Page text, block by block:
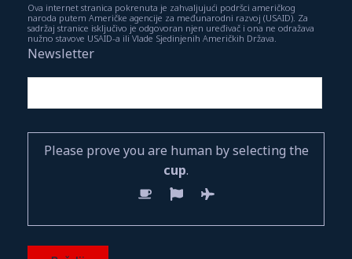
Ova internet stranica pokrenuta je zahvaljujući podršci američkog
naroda putem Američke agencije za međunarodni razvoj (USAID). Za
sadržaj stranice isključivo je odgovoran njen uređivač i ona ne odražava
nužno stavove USAID-a ili Vlade Sjedinjenih Američkih Država.
Newsletter
Please prove you are human by selecting the
cup.